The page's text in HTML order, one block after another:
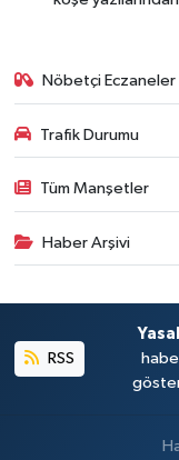
Nöbetçi Eczaneler
Trafik Durumu
Tüm Manşetler
Haber Arşivi
RSS